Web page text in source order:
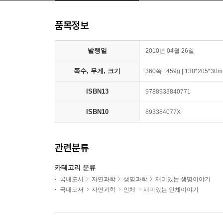
품목정보
발행일 2010년 04월 26일
쪽수, 무게, 크기 360쪽 | 459g |
ISBN13 9788933840771
ISBN10 893384077X
관련분류
카테고리 분류
국내도서 자연과학 생명과학
재미있는 생명이야기
국내도서
자연과학 인체 재미있는 인체이야기